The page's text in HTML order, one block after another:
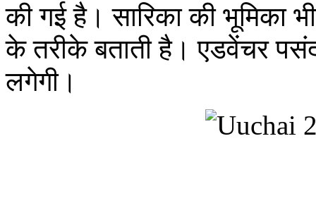
की गई है। सारिका की भूमिका
के तरीके बताती है। एडवेंचर
लगेगी।